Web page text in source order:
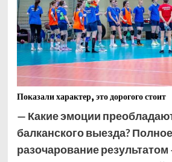
Показали характер, это дорогого стоит
— Какие эмоции
балканского выезда? Полное
разочарование